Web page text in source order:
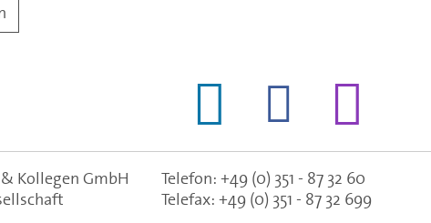
& Kollegen GmbH
Telefon: +49 (0) 351 - 87 32 60
Telefax: +49 (0) 351 - 87 32 699